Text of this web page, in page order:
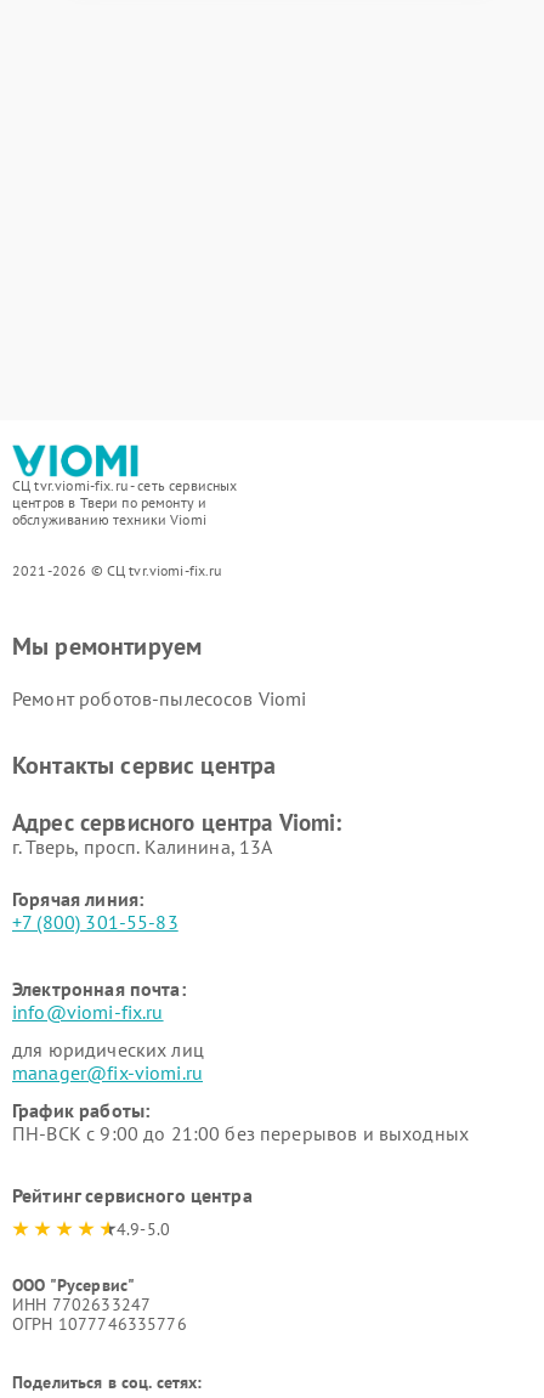
СЦ tvr.viomi-fix.ru - сеть сервисных
центров в Твери по ремонту и
обслуживанию техники Viomi
2021-2026 © СЦ tvr.viomi-fix.ru
Мы ремонтируем
Ремонт роботов-пылесосов Viomi
Контакты сервис центра
Адрес сервисного центра Viomi:
г. Тверь, просп. Калинина, 13А
Горячая линия:
+7 (800) 301-55-83
Электронная почта:
info@viomi-fix.ru
для юридических лиц
manager@fix-viomi.ru
График работы:
ПН-ВСК с 9:00 до 21:00 без перерывов и выходных
Рейтинг сервисного центра
4.9-5.0
ООО "Русервис"
ИНН 7702633247
ОГРН 1077746335776
Поделиться в соц. сетях: